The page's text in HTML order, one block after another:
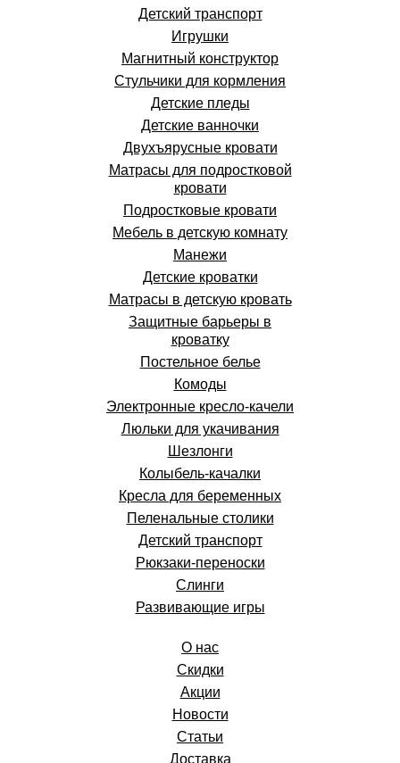
Детский транспорт
Игрушки
Магнитный конструктор
Стульчики для кормления
Детские пледы
Детские ванночки
Двухъярусные кровати
Матрасы для подростковой
кровати
Подростковые кровати
Мебель в детскую комнату
Манежи
Детские кроватки
Матрасы в детскую кровать
Защитные барьеры в
кроватку
Постельное белье
Комоды
Электронные кресло-качели
Люльки для укачивания
Шезлонги
Колыбель-качалки
Кресла для беременных
Пеленальные столики
Детский транспорт
Рюкзаки-переноски
Слинги
Развивающие игры
О нас
Скидки
Акции
Новости
Статьи
Доставка